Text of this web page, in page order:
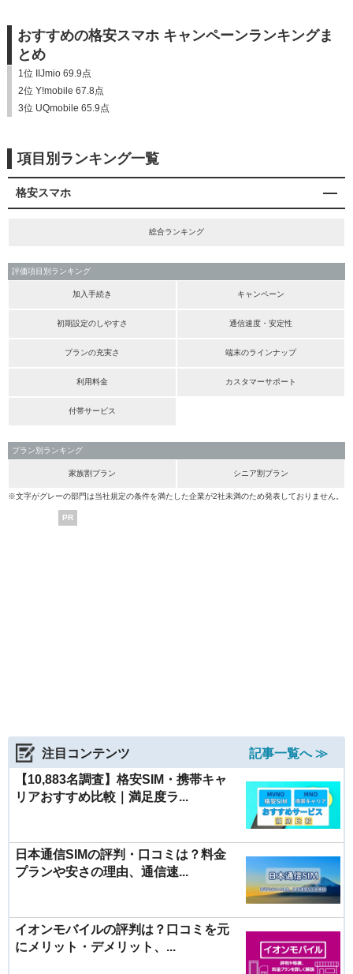
おすすめの格安スマホ キャンペーンランキングま
とめ
1位 IIJmio 69.9点
2位 Y!mobile 67.8点
3位 UQmobile 65.9点
項目別ランキング一覧
格安スマホ
総合ランキング
評価項目別ランキング
加入手続き キャンペーン
初期設定のしやすさ 通信速度・安定性
プランの充実さ 端末のラインナップ
利用料金 カスタマーサポート
付帯サービス
プラン別ランキング
家族割プラン シニア割プラン
※文字がグレーの部門は当社規定の条件を満たした企業が2社未満のため発表しておりません。
PR
注目コンテンツ
記事一覧へ ≫
【10,883名調査】格安SIM・携帯キャ
リアおすすめ比較｜満足度ラ...
日本通信SIMの評判・口コミは？料金
プランや安さの理由、通信速...
イオンモバイルの評判は？口コミを元
にメリット・デメリット、...